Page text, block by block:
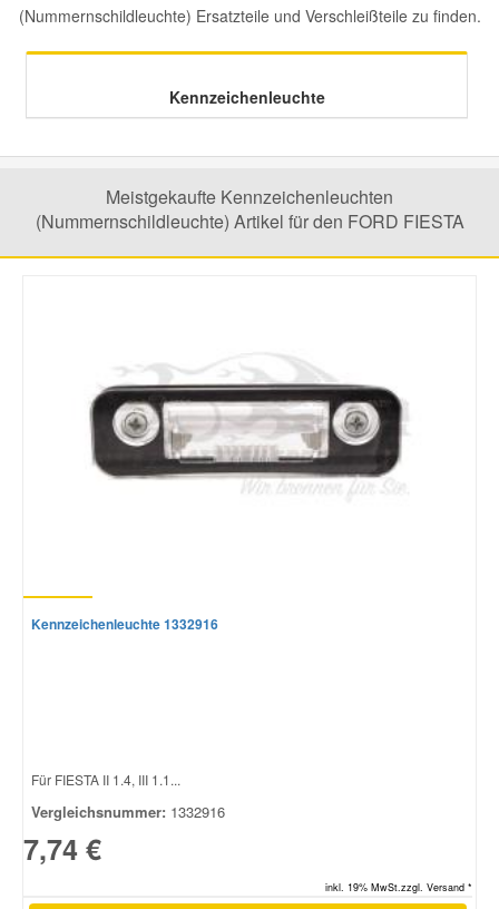
(Nummernschildleuchte) Ersatzteile und Verschleißteile zu finden.
Kennzeichenleuchte
Meistgekaufte Kennzeichenleuchten
(Nummernschildleuchte) Artikel für den FORD FIESTA
Kennzeichenleuchte 1332916
Für FIESTA II 1.4, III 1.1...
Vergleichsnummer: 1332916
7,74 €
inkl. 19% MwSt.zzgl. Versand *
Mini Ersatzteile
Mitsubishi Ersatzteile
Nissan Ersatzteile
Porsche Ersatzteile
Smart Ersatzteile
Suzuki Ersatzteile
Vauxhall Ersatzteile